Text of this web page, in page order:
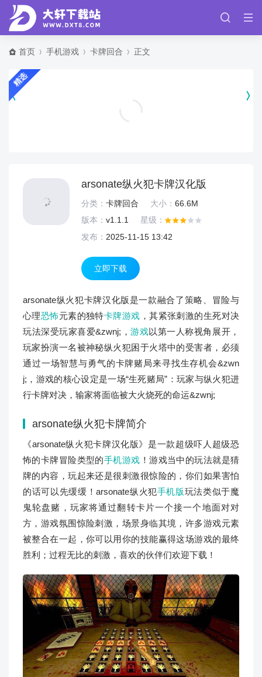
首页 手机游戏 卡牌回合 正文
精选
arsonate纵火犯卡牌汉化版
分类： 卡牌回合 大小： 66.6M
版本： v1.1.1
星级：
发布： 2025-11-15 13:42
立即下载
arsonate纵火犯卡牌汉化版是一款融合了策略、冒险与
心理恐怖元素的独特卡牌游戏 ，其紧张刺激的生死对决
玩法深受玩家喜爱&zwnj;，游戏以第一人称视角展开，
玩家扮演一名被神秘纵火犯困于火塔中的受害者，必须
通过一场智慧与勇气的卡牌赌局来寻找生存机会&zwn
j;，游戏的核心设定是一场“生死赌局”：玩家与纵火犯进
行卡牌对决，输家将面临被大火烧死的命运&zwnj;
arsonate纵火犯卡牌简介
《arsonate纵火犯卡牌汉化版》是一款超级吓人超级恐
怖的卡牌冒险类型的手机游戏 ！游戏当中的玩法就是猜
牌的内容，玩起来还是很刺激很惊险的，你们如果害怕
的话可以先缓缓！arsonate纵火犯手机版玩法类似于魔
鬼轮盘赌，玩家将通过翻转卡片一个接一个地面对对
方，游戏氛围惊险刺激，场景身临其境，许多游戏元素
被整合在一起，你可以用你的技能赢得这场游戏的最终
胜利；过程无比的刺激，喜欢的伙伴们欢迎下载！